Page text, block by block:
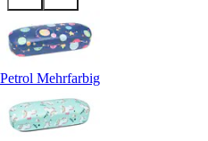
Petrol Mehrfarbig